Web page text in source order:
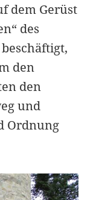
dem Gerüst
des
den
den
und
Ordnung